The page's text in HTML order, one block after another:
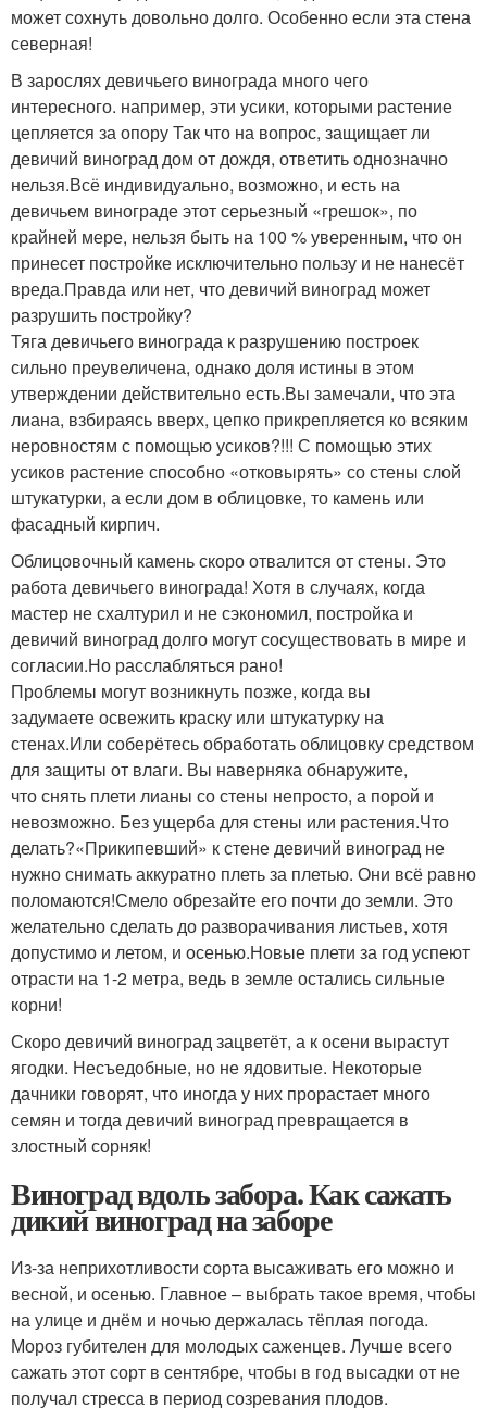
может сохнуть довольно долго. Особенно если эта стена
северная!
В зарослях девичьего винограда много чего
интересного. например, эти усики, которыми растение
цепляется за опору Так что на вопрос, защищает ли
девичий виноград дом от дождя, ответить однозначно
нельзя.Всё индивидуально, возможно, и есть на
девичьем винограде этот серьезный «грешок», по
крайней мере, нельзя быть на 100 % уверенным, что он
принесет постройке исключительно пользу и не нанесёт
вреда.Правда или нет, что девичий виноград может
разрушить постройку?
Тяга девичьего винограда к разрушению построек
сильно преувеличена, однако доля истины в этом
утверждении действительно есть.Вы замечали, что эта
лиана, взбираясь вверх, цепко прикрепляется ко всяким
неровностям с помощью усиков?!!! С помощью этих
усиков растение способно «отковырять» со стены слой
штукатурки, а если дом в облицовке, то камень или
фасадный кирпич.
Облицовочный камень скоро отвалится от стены. Это
работа девичьего винограда! Хотя в случаях, когда
мастер не схалтурил и не сэкономил, постройка и
девичий виноград долго могут сосуществовать в мире и
согласии.Но расслабляться рано!
Проблемы могут возникнуть позже, когда вы
задумаете освежить краску или штукатурку на
стенах.Или соберётесь обработать облицовку средством
для защиты от влаги. Вы наверняка обнаружите,
что снять плети лианы со стены непросто, а порой и
невозможно. Без ущерба для стены или растения.Что
делать?«Прикипевший» к стене девичий виноград не
нужно снимать аккуратно плеть за плетью. Они всё равно
поломаются!Смело обрезайте его почти до земли. Это
желательно сделать до разворачивания листьев, хотя
допустимо и летом, и осенью.Новые плети за год успеют
отрасти на 1-2 метра, ведь в земле остались сильные
корни!
Скоро девичий виноград зацветёт, а к осени вырастут
ягодки. Несъедобные, но не ядовитые. Некоторые
дачники говорят, что иногда у них прорастает много
семян и тогда девичий виноград превращается в
злостный сорняк!
Виноград вдоль забора. Как сажать
дикий виноград на заборе
Из-за неприхотливости сорта высаживать его можно и
весной, и осенью. Главное – выбрать такое время, чтобы
на улице и днём и ночью держалась тёплая погода.
Мороз губителен для молодых саженцев. Лучше всего
сажать этот сорт в сентябре, чтобы в год высадки от не
получал стресса в период созревания плодов.